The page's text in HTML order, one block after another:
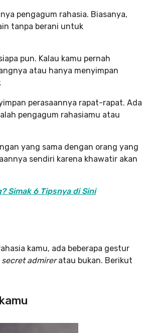
pengagum rahasia. Biasanya,
tanpa berani untuk
pun. Kalau kamu pernah
atau hanya menyimpan
perasaannya rapat-rapat. Ada
pengagum rahasiamu atau
yang sama dengan orang yang
sendiri karena khawatir akan
Simak 6 Tipsnya di Sini
kamu, ada beberapa gestur
secret admireratau bukan. Berikut